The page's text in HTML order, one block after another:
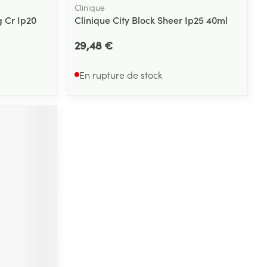
Cr Ip20
Clinique
Clinique City Block Sheer Ip25 40ml
29,48 €
En rupture de stock